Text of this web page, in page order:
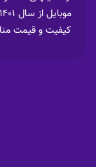
کیفیت و قیمت